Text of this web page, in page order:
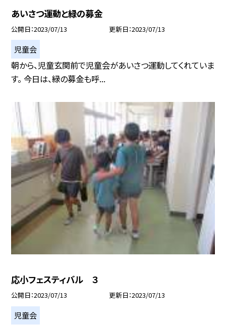
あいさつ運動と緑の募金
公開日 2023/07/13 更新日 2023/07/13
児童会
朝から、児童玄関前で児童会があいさつ運動してくれていま
す。 今日は、緑の募金も呼...
応小フェスティバル ３
公開日 2023/07/13 更新日 2023/07/13
児童会